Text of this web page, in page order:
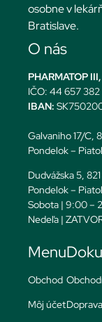
osobne v
Bratislave.
O nás
PHARMATOP
IČO: 44 657 382
IBAN:
Galvaniho 17/C,
Pondelok –
Dudvážska 5,
Pondelok –
Sobota | 9:00 –
Nedeľa |
Menu
Obchod
Môj účet